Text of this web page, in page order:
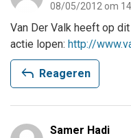
08/05/2012 om
Van Der Valk heeft op
actie lopen: http://
reply Reageren
Samer Hadi